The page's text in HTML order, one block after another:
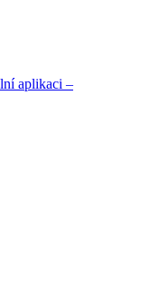
aplikaci –